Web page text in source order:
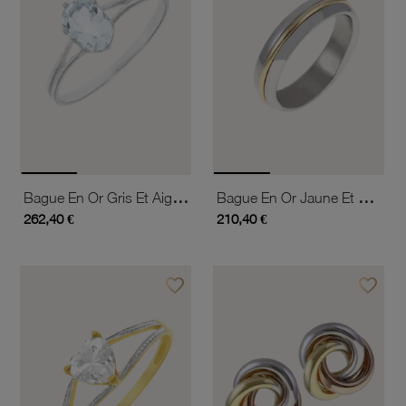
Bague En Or Gris Et Aigue Marine
262,40 €
Bague En Or Jaune Et Acier
210,40 €
favorite_borderAjouter à vos favoris favorite_borderAjouter